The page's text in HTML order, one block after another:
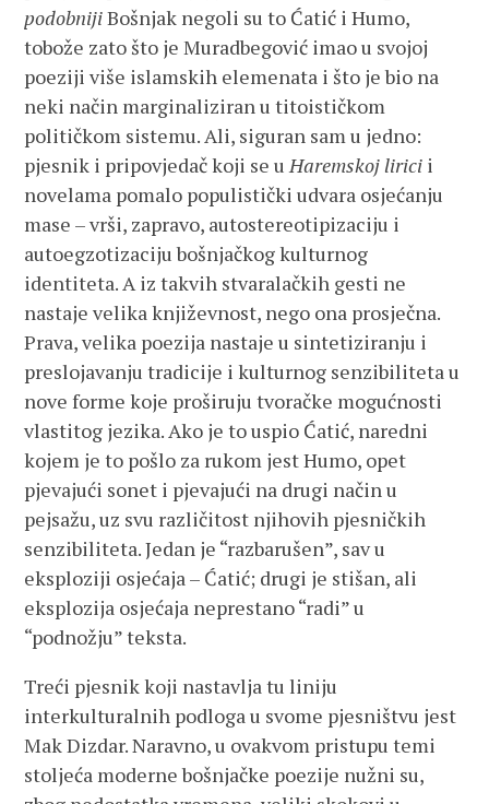
podobnijiBošnjak negoli su to Ćatić i Humo,
tobože zato što je Muradbegović imao u svojoj
poeziji više islamskih elemenata i što je bio na
neki način marginaliziran u titoističkom
političkom sistemu. Ali, siguran sam u jedno:
pjesnik i pripovjedač koji se uHaremskoj lirici i
novelama pomalo populistički udvara osjećanju
mase – vrši, zapravo, autostereotipizaciju i
autoegzotizaciju bošnjačkog kulturnog
identiteta. A iz takvih stvaralačkih gesti ne
nastaje velika književnost, nego ona prosječna.
Prava, velika poezija nastaje u sintetiziranju i
preslojavanju tradicije i kulturnog senzibiliteta u
nove forme koje proširuju tvoračke mogućnosti
vlastitog jezika. Ako je to uspio Ćatić, naredni
kojem je to pošlo za rukom jest Humo, opet
pjevajući sonet i pjevajući na drugi način u
pejsažu, uz svu različitost njihovih pjesničkih
senzibiliteta. Jedan je “razbarušen”, sav u
eksploziji osjećaja – Ćatić; drugi je stišan, ali
eksplozija osjećaja neprestano “radi” u
“podnožju” teksta.
Treći pjesnik koji nastavlja tu liniju
interkulturalnih podloga u svome pjesništvu jest
Mak Dizdar. Naravno, u ovakvom pristupu temi
stoljeća moderne bošnjačke poezije nužni su,